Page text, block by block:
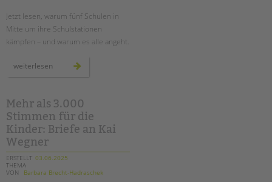
Jetzt lesen, warum fünf Schulen in
Mitte um ihre Schulstationen
kämpfen – und warum es alle angeht.
weiterlesen schulstationen
ein
gemeinsames
plädoyer
für
ihren
Mehr als 3.000
Stimmen für die
Kinder: Briefe an Kai
Wegner
ERSTELLT 03.06.2025
THEMA
VON
Barbara Brecht-Hadraschek